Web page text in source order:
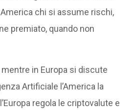
chi si assume rischi,
premiato, quando non
in Europa si discute
Artificiale l’America la
regola le criptovalute e